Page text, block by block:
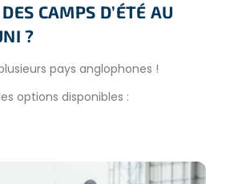
CAMPS D’ÉTÉ AU
?
pays anglophones !
options disponibles :